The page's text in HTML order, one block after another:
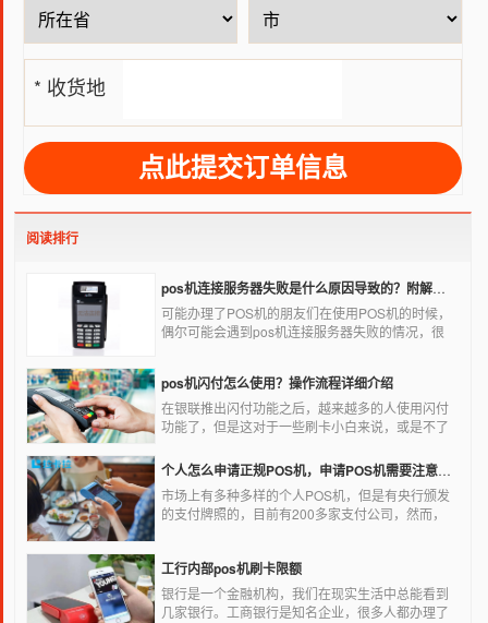
* 收货地
址
阅读排行
pos机连接服务器失败是什么原因导致的？附解决办法
可能办理了POS机的朋友们在使用POS机的时候，
偶尔可能会遇到pos机连接服务器失败的情况，很
失败是什么原因导致的？以及出现这种情况又该如
何解决。
pos机闪付怎么使用？操作流程详细介绍
在银联推出闪付功能之后，越来越多的人使用闪付
功能了，但是这对于一些刷卡小白来说，或是不了
闪付功能，因此，针对这种情况，下面小编就来给
大家讲一讲POS机闪付怎么挥卡操作交易。
个人怎么申请正规POS机，申请POS机需要注意什么？
市场上有多种多样的个人POS机，但是有央行颁发
的支付牌照的，目前有200多家支付公司，然而，
就很危险了，资金不到账、被盗刷的可能性大大增
加。
工行内部pos机刷卡限额
银行是一个金融机构，我们在现实生活中总能看到
几家银行。工商银行是知名企业，很多人都办理了